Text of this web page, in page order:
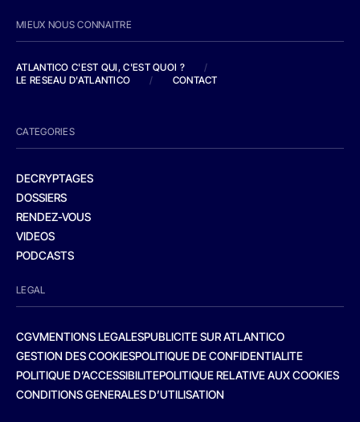
MIEUX NOUS CONNAITRE
ATLANTICO C'EST QUI, C'EST QUOI ?
/
LE RESEAU D'ATLANTICO
/ CONTACT
CATEGORIES
DECRYPTAGES
DOSSIERS
RENDEZ-VOUS
VIDEOS
PODCASTS
LEGAL
CGVMENTIONS LEGALESPUBLICITE SUR ATLANTICO
GESTION DES COOKIESPOLITIQUE DE CONFIDENTIALITE
POLITIQUE D’ACCESSIBILITEPOLITIQUE RELATIVE AUX COOKIES
CONDITIONS GENERALES D’UTILISATION